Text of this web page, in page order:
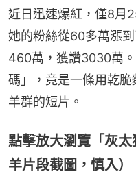
近日迅速爆紅，僅8月
她的粉絲從60多萬漲
460萬，獲讚3030萬
碼」，竟是一條用乾
羊群的短片。
點擊放大瀏覽「灰
羊片段截圖，慎入）